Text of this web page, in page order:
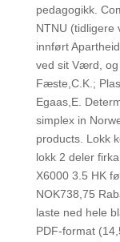
pedagogikk.
NTNU (tidligere
innført
ved sit Værd, og
Fæste,C.K.;
Egaas,E.
simplex in
products. Lokk
lokk 2 deler
X6000 3.5 HK
NOK738,75
laste ned hele
PDF-format